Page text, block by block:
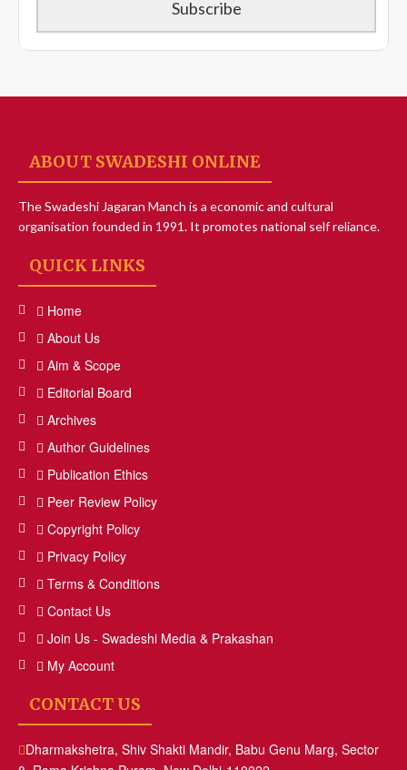
ABOUT SWADESHI ONLINE
The Swadeshi Jagaran Manch is a economic and cultural
organisation founded in 1991. It promotes national self reliance.
QUICK LINKS
Home
About Us
Aim & Scope
Editorial Board
Archives
Author Guidelines
Publication Ethics
Peer Review Policy
Copyright Policy
Privacy Policy
Terms & Conditions
Contact Us
Join Us - Swadeshi Media & Prakashan
My Account
CONTACT US
Dharmakshetra, Shiv Shakti Mandir, Babu Genu Marg, Sector